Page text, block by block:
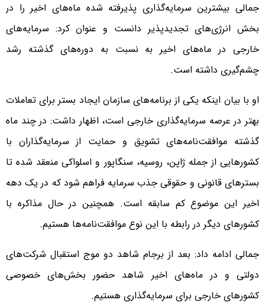
جمالی بیشترین سرمایه‌گذاری پذیرفته شده ماه‌های اخیر را در
بخش انرژی‌های تجدیدپذیر دانست و عنوان کرد:‌ سرمایه‌های
خارجی در ماه‌های اخیر به نسبت به دوره‌های گذشته رشد
چشم‌گیری داشته است.
او با بیان اینکه یکی از برنامه‌های سازمان ایجاد بستر برای تعاملات
بهتر در عرصه سرمایه‌گذاری خارجی است، اظهار داشت: در چند ماه
گذشته موافقت‌نامه‌های تشویق و حمایت از سرمایه‌گذاران با
کشورهایی از جمله ژاپن، روسیه، سنگاپور و اسلواکی منعقد شده تا
بسترهای قانونی و حقوقی جذب سرمایه‌ فراهم شود که در یک دهه
اخیر این موضوع کم سابقه است. همچنین در حال مذاکره با
کشورهای دیگر در رابطه با این نوع موافقت‌نامه‌ها هستیم.
جمالی ادامه داد: بعد از برجام شاهد دو موج استقبال شرکت‌های
دولتی و در ماه‌های اخیر شاهد حضور بخش‌های خصوصی
کشورهای خارجی برای سرمایه‌گذاری هستیم.